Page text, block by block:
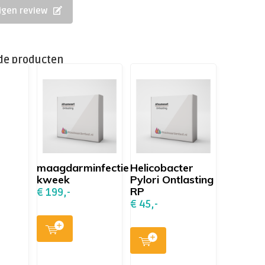
review
producten
maagdarminfectie
kweek
€ 199,-
Helicobacter
Pylori Ontlasting
RP
€ 45,-